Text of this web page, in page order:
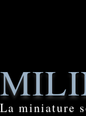
La miniature